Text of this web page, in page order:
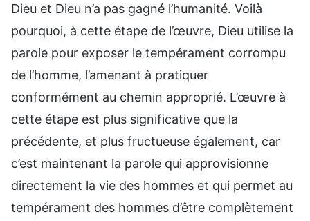
Dieu et Dieu n’a pas gagné l’humanité. Voilà
pourquoi, à cette étape de l’œuvre, Dieu utilise la
parole pour exposer le tempérament corrompu
de l’homme, l’amenant à pratiquer
conformément au chemin approprié. L’œuvre à
cette étape est plus significative que la
précédente, et plus fructueuse également, car
c’est maintenant la parole qui approvisionne
directement la vie des hommes et qui permet au
tempérament des hommes d’être complètement